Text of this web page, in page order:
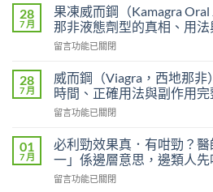
效
片
（Levifil
Super
效
果
持
多
久？〉
中
度
藍
P
必
吉
P-
force
使
者
真
評
28
7 月
果凍威而鋼（Kamagra
那非液態劑型的真相、用
在
凍
威
而
鋼
Oral
Jelly）
整
留言功能已關閉
28
7 月
威而鋼（Viagra，西地那
時間、正確用法與副作用
在
而
鋼
（Viagra，
西
留言功能已關閉
01
7 月
必利勁效果真．有咁勁？醫
一」係邊層意思，邊類人先
在
留言功能已關閉